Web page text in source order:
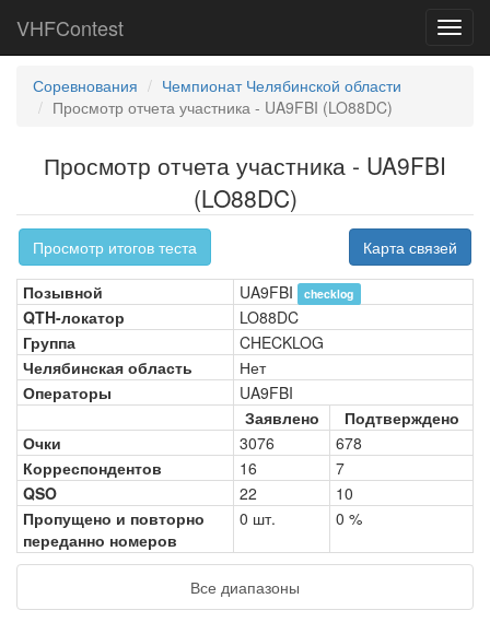
VHFContest
Соревнования
Чемпионат Челябинской области
Просмотр отчета участника - UA9FBI (LO88DC)
Просмотр отчета участника - UA9FBI
(LO88DC)
Просмотр итогов теста Карта связей
Позывной UA9FBI checklog
QTH-локатор
LO88DC
Группа
CHECKLOG
Челябинская область
Нет
Операторы
UA9FBI
Заявлено
Подтверждено
Очки
3076
678
Корреспондентов
16
7
QSO
22
10
Пропущено и повторно
переданно номеров
0 шт. 0 %
Все диапазоны